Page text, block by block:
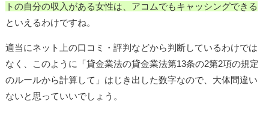
トの自分の収入がある女性は、アコムでもキャッシングできる
といえるわけですね。
適当にネット上の口コミ・評判などから判断しているわけでは
なく、このように「貸金業法の貸金業法第13条の2第2項の規定
のルールから計算して」はじき出した数字なので、大体間違い
ないと思っていいでしょう。